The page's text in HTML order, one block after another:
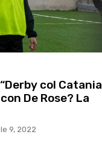
col Catania
De Rose? La
9, 2022